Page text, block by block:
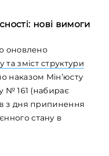
нові вимоги
оновлено
зміст структури
наказом Мін’юсту
№ 161 (набирає
з дня припинення
стану в